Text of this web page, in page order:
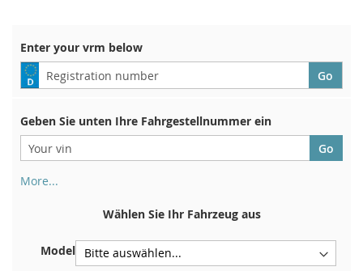
Enter your vrm below
Geben Sie unten Ihre Fahrgestellnummer ein
More...
Zulassungsbescheinigung. Und auch im Auto
Auf der Bodenplatte für den rechten Vordersitz
Zentrieren Sie es an der Trennwand unter der Haube
Wählen Sie Ihr Fahrzeug aus
Model